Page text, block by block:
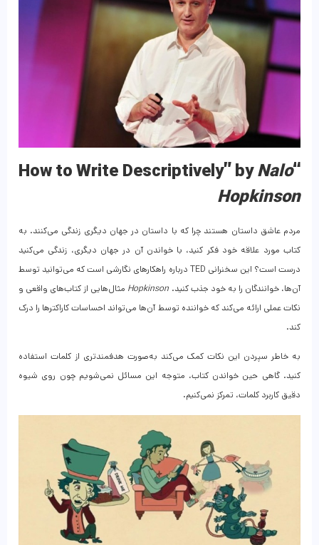
“How to Write Descriptively” by
Nalo
Hopkinson
مردم عاشق داستان هستند چرا که با داستان در جهان دیگری زندگی می‌کنند. به
کتاب مورد علاقه خود فکر کنید، با خواندن آن در جهان دیگری، زندگی می‌کنید
درست است؟ این سخنرانی TED درباره راهکارهای نگارشی است که می‌توانید توسط
آن‌ها، خوانندگان را به خود جذب کنید. Hopkinson مثال‌هایی از کتاب‌های واقعی و
نکات عملی ارائه می‌کند که خواننده توسط آن‌ها می‌تواند احساسات کاراکترها را درک
کند.
به خاطر سپردن این نکات کمک می‌کند به‌صورت هدفمندتری از کلمات استفاده
کنید. گاهی حین خواندن کتاب، متوجه این مسائل نمی‌شویم چون روی شیوه
دقیق کاربرد کلمات، تمرکز نمی‌کنیم.